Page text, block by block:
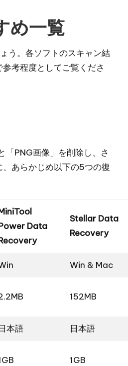
め一覧
う。各ソフトのスキャン結
考程度としてご覧くださ
「PNG画像」を削除し、さ
あらかじめ以下の5つの復
Data
Stellar Data
Recovery
Win & Mac
152MB
本語 日本語
1GB